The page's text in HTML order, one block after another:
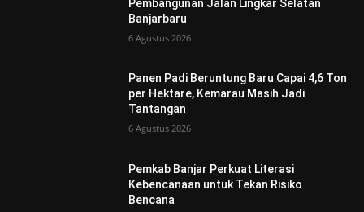
Pembangunan Jalan Lingkar Selatan
Banjarbaru
6 Agustus 2026
Panen Padi Beruntung Baru Capai 4,6 Ton
per Hektare, Kemarau Masih Jadi
Tantangan
6 Agustus 2026
Pemkab Banjar Perkuat Literasi
Kebencanaan untuk Tekan Risiko
Bencana